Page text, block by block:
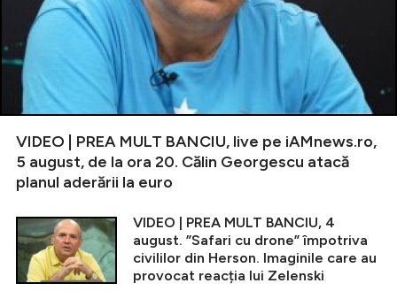
VIDEO | PREA MULT BANCIU, live pe iAMnews.ro,
5 august, de la ora 20. Călin Georgescu atacă
planul aderării la euro
VIDEO | PREA MULT BANCIU, 4
august. ”Safari cu drone” împotriva
civililor din Herson. Imaginile care au
provocat reacția lui Zelenski